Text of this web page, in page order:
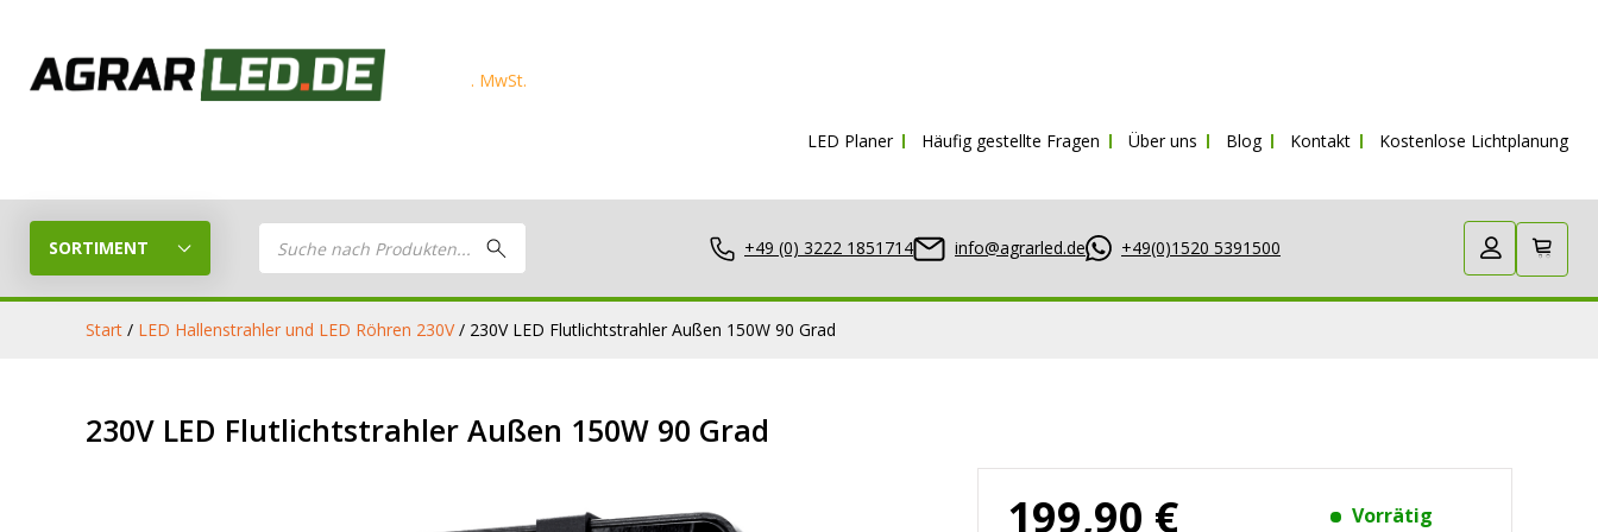
LED Planer Häufig gestellte Fragen Über uns Blog Kontakt Kostenlose Lichtplanung
SORTIMENT
Products
search +49 (0) 3222 1851714 info@agrarled.de +49(0)1520 5391500
LED Planer
Stelle dein eigenes LED-Paket
LED
Arbeitsscheinwerfer
Start / LED Hallenstrahler und LED Röhren 230V/ 230V LED Flutlichtstrahler Außen 150W 90 Grad
230V LED Flutlichtstrahler Außen 150W 90 Grad
199,90 € Vorrätig